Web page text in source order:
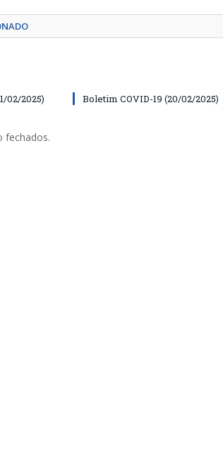
02/2025) Boletim COVID-19 (20/02/2025)
fechados.